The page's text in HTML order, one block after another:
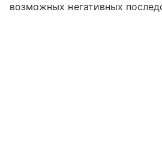
возможных негативных